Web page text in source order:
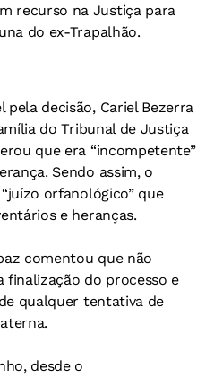
recurso na Justiça para
do ex-Trapalhão.
pela decisão, Cariel Bezerra
do Tribunal de Justiça
que era “incompetente”
Sendo assim, o
orfanológico” que
e heranças.
comentou que não
finalização do processo e
qualquer tentativa de
desde o